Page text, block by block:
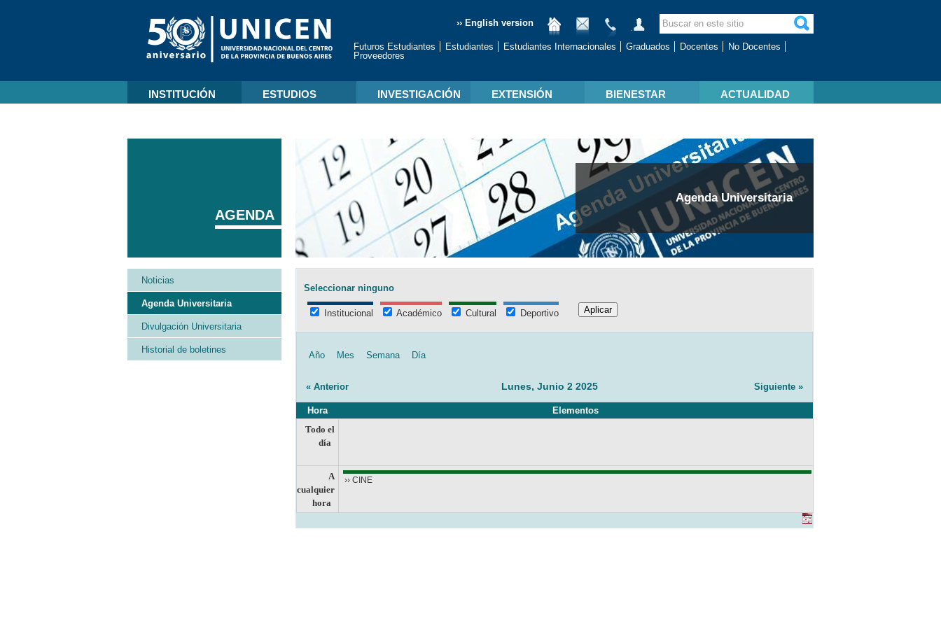
›› English version
Futuros Estudiantes Estudiantes Estudiantes Internacionales Graduados Docentes
No Docentes
Proveedores
INSTITUCIÓN ESTUDIOS INVESTIGACIÓN EXTENSIÓN BIENESTAR ACTUALIDAD
Agenda Universitaria
Seleccionar ninguno
Institucional Académico Cultural Deportivo
Año Mes Semana Día
« Anterior Lunes, Junio 2 2025 Siguiente »
Hora
Elementos
Todo el
día
A
cualquier
hora
›› CINE
AGENDA
Noticias
Agenda Universitaria
Divulgación Universitaria
Historial de boletines